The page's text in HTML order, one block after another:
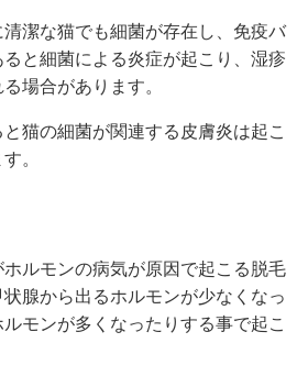
潔な猫でも細菌が存在し、免疫バ
と細菌による炎症が起こり、湿疹
場合があります。
猫の細菌が関連する皮膚炎は起こ
。
ルモンの病気が原因で起こる脱毛
腺から出るホルモンが少なくなっ
モンが多くなったりする事で起こ